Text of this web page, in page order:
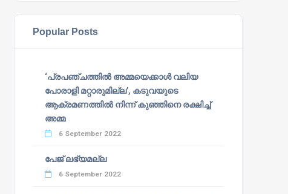
Popular Posts
‘പ്രപഞ്ചത്തില്‍ അമ്മയെക്കാള്‍ വലിയ
പോരാളി മറ്റാരുമില്ല’, കടുവയുടെ
ആക്രമണത്തില്‍ നിന്ന് കുഞ്ഞിനെ രക്ഷിച്ച്
അമ്മ
6 September 2022
പേജ് ലഭ്യമല്ല
6 September 2022